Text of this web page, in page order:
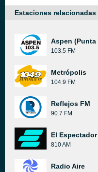
Estaciones relacionadas
Aspen (Punta
103.5 FM
Metrópolis
104.9 FM
Reflejos FM
90.7 FM
El Espectador
810 AM
Radio Aire